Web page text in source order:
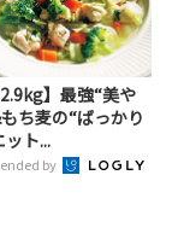
】最強“美や
ち麦の“ばっかり
ト...
by